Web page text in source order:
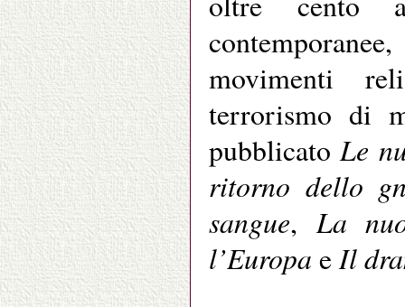
movimenti
terrorismo di
pubblicatoLe
ritorno dello
sangue,La
l’Europa eIl